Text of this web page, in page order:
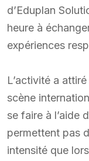
d’Eduplan
heure à
expériences
L’activité a
scène
se faire à l’aide
permettent pas
intensité que